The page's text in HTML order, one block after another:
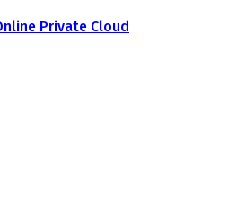
Private Cloud